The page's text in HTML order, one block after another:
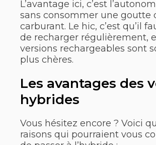
L’avantage ici, c’est
sans consommer une goutte
carburant. Le hic, c’est qu’il
de recharger régulièrement,
versions rechargeables sont
plus chères.
Les avantages des
hybrides
Vous hésitez encore ? Voici
raisons qui pourraient vous